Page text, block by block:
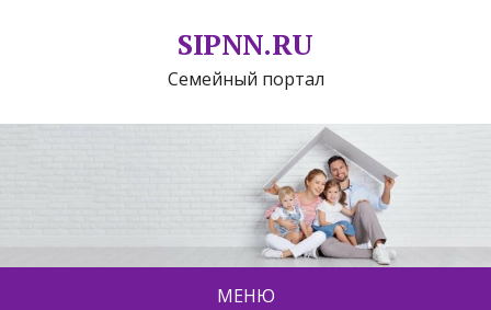
SIPNN.RU
Семейный портал
МЕНЮ